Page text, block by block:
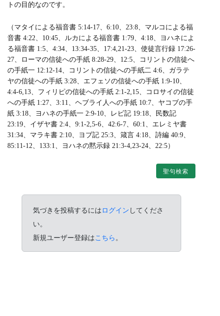
トの目的なのです。
（マタイによる福音書 5:14-17、6:10、23:8、マルコによる福
音書 4:22、10:45、ルカによる福音書 1:79、4:18、ヨハネによ
る福音書 1:5、4:34、13:34-35、17:4,21-23、使徒言行録 17:26-
27、ローマの信徒への手紙 8:28-29、12:5、コリントの信徒へ
の手紙一 12:12-14、コリントの信徒への手紙二 4:6、ガラテ
ヤの信徒への手紙 3:28、エフェソの信徒への手紙 1:9-10、
4:4-6,13、フィリピの信徒への手紙 2:1-2,15、コロサイの信徒
への手紙 1:27、3:11、ヘブライ人への手紙 10:7、ヤコブの手
紙 3:18、ヨハネの手紙一 2:9-10、レビ記 19:18、民数記
23:19、イザヤ書 2:4、9:1-2,5-6、42:6-7、60:1、エレミヤ書
31:34、マラキ書 2:10、ヨブ記 25:3、箴言 4:18、詩編 40:9、
85:11-12、133:1、ヨハネの黙示録 21:3-4,23-24、22:5）
聖句検索
気づきを投稿するにはログイン してくださ
い。
新規ユーザー登録はこちら 。